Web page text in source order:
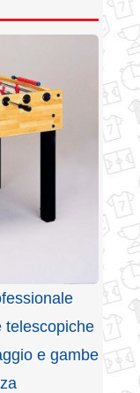
telescopiche
e gambe